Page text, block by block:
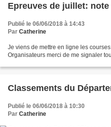
Epreuves de juillet:
Publié le 06/06/2018 à 14:43
Par Catherine
Je viens de mettre en ligne les
Organisateurs merci de me signaler
Classements du
Publié le 06/06/2018 à 10:30
Par Catherine